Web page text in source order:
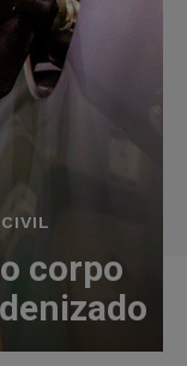
corpo